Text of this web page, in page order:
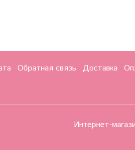
Обратная связь Доставка
Интернет-